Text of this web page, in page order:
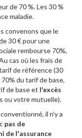
de 70 %. Les 30 %
maladie.
convenons que le
30 € pour une
rembourse 70%,
cas où les frais de
de référence (30
du tarif de base,
de base et l'excès
ou votre mutuelle).
il n'y a
pas de
de l'assurance